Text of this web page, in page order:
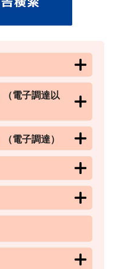
（電子調達以
電子調達）